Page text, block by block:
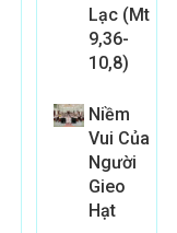
Lạc (Mt
9,36-
10,8)
Niềm
Vui Của
Người
Gieo
Hạt